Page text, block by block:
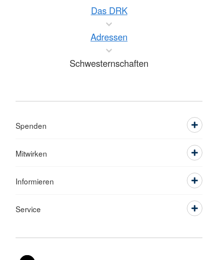
Das DRK
Adressen
Schwesternschaften
Spenden
Mitwirken
Informieren
Service
Sprache wechseln zu